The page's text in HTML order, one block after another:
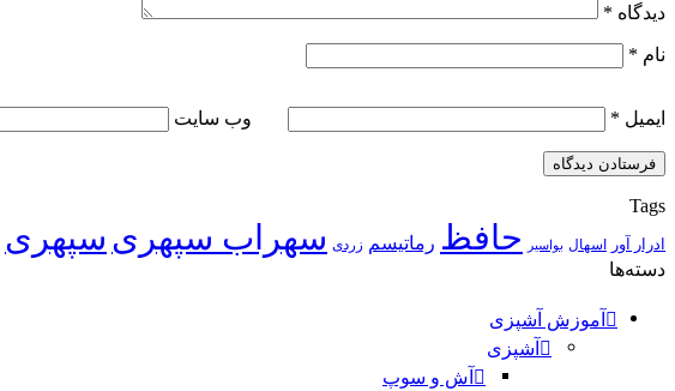
دیدگاه *
نام *
ایمیل * وب‌ سایت
Tags
ادرار آور اسهال بواسیر حافظ رماتیسم زردی سهراب سپهری سپهری
دسته‌ها
آموزش آشپزی
آشپزی
آش و سوپ